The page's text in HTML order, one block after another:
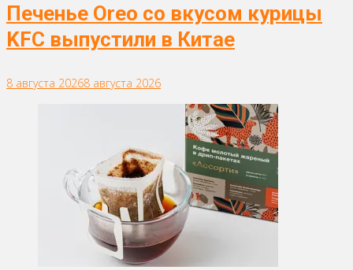
Печенье Oreo со вкусом курицы
KFC выпустили в Китае
8 августа 20268 августа 2026